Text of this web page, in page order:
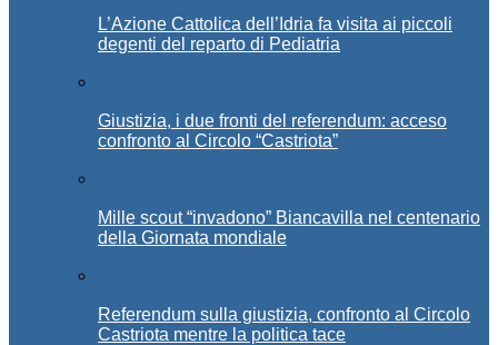
L’Azione Cattolica dell’Idria fa visita ai piccoli
degenti del reparto di Pediatria
Giustizia, i due fronti del referendum: acceso
confronto al Circolo “Castriota”
Mille scout “invadono” Biancavilla nel centenario
della Giornata mondiale
Referendum sulla giustizia, confronto al Circolo
Castriota mentre la politica tace